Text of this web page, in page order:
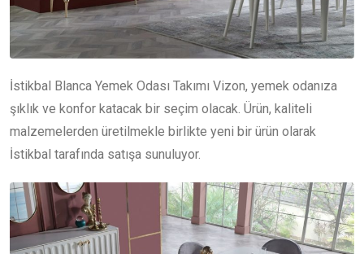
İstikbal Blanca Yemek Odası Takımı Vizon, yemek odanıza
şıklık ve konfor katacak bir seçim olacak. Ürün, kaliteli
malzemelerden üretilmekle birlikte yeni bir ürün olarak
İstikbal tarafında satışa sunuluyor.